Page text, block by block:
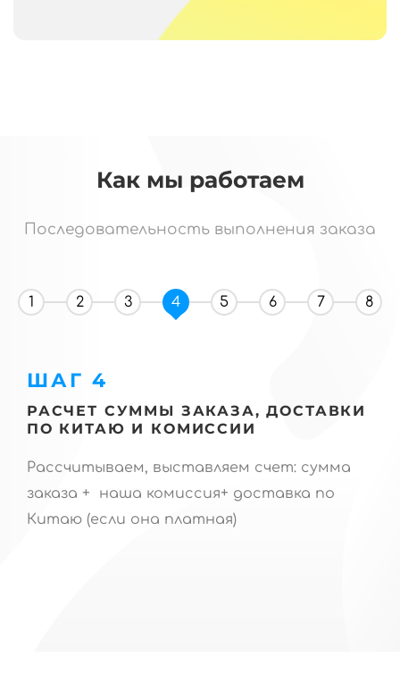
Как мы работаем
Последовательность выполнения заказа
1 2 3 4 5 6 7 8
ШАГ 4
РАСЧЕТ СУММЫ ЗАКАЗА, ДОСТАВКИ
ПО КИТАЮ И КОМИССИИ
Рассчитываем, выставляем счет: сумма
заказа + наша комиссия+ доставка по
Китаю (если она платная)